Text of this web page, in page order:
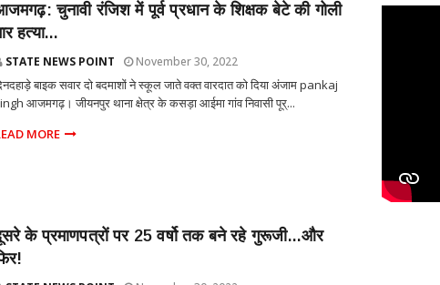
चुनावी रंजिश में पूर्व प्रधान के शिक्षक बेटे की गोली
हत्या...
STATE NEWS POINT November 30, 2022
बाइक सवार दो बदमाशों ने स्कूल जाते वक्त वारदात को दिया अंजाम pankaj
आजमगढ़। जीयनपुर थाना क्षेत्र के कसड़ा आईमा गांव निवासी पूर्...
MORE
के प्रमाणपत्रों पर 25 वर्षो तक बने रहे गुरूजी...और